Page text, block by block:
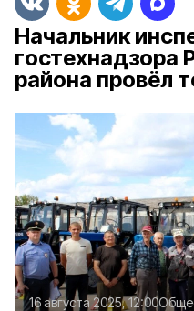
Начальник
гостехнадзора
района провёл
16 августа 2025, 12:00